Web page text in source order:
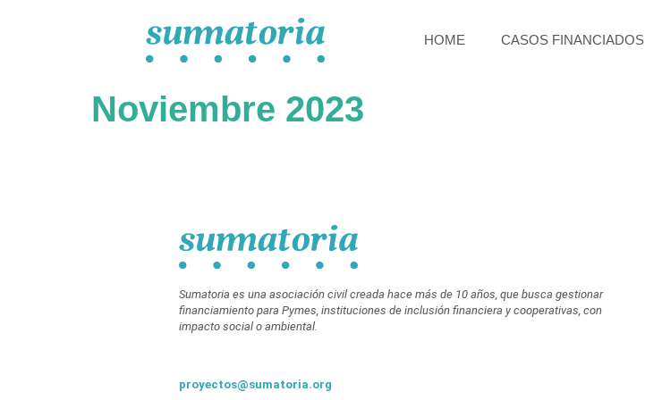
HOME CASOS FINANCIADOS
Noviembre 2023
Sumatoria es una asociación civil creada hace más de 10 años, que busca gestionar
financiamiento para Pymes, instituciones de inclusión financiera y cooperativas, con
impacto social o ambiental.
proyectos@sumatoria.org